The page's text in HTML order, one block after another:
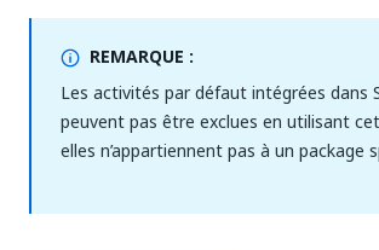
REMARQUE :
Les activités par défaut intégrées dans
peuvent pas être exclues en utilisant
elles n’appartiennent pas à un package